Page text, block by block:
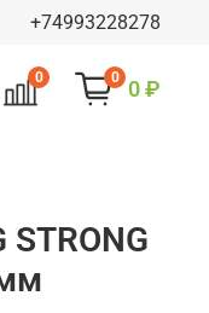
+74993228278
0 0 0 ₽